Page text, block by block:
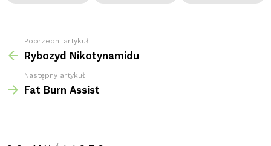
Zobacz
więcej
Poprzedni artykuł
Rybozyd Nikotynamidu
Następny artykuł
Fat Burn Assist